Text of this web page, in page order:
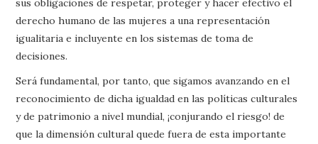
derecho humano de las mujeres a una representación
igualitaria e incluyente en los sistemas de toma de
decisiones.
Será fundamental, por tanto, que sigamos avanzando en el
reconocimiento de dicha igualdad en las políticas culturales
y de patrimonio a nivel mundial, ¡conjurando el riesgo! de
que la dimensión cultural quede fuera de esta importante